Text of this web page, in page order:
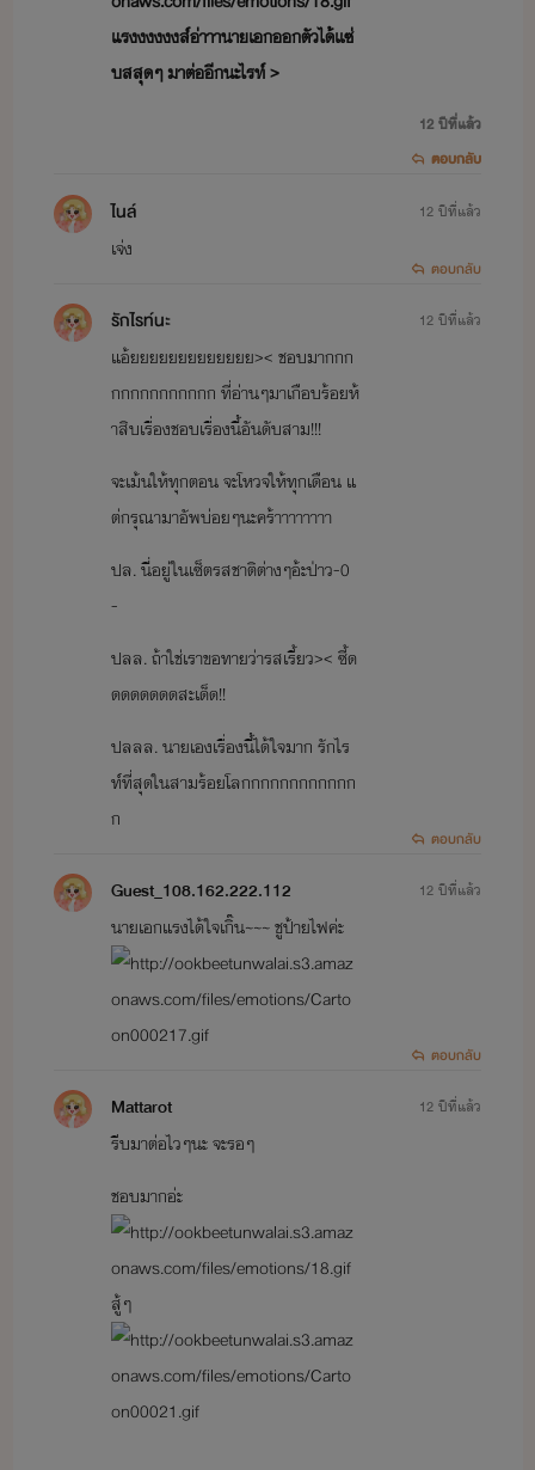
แรงงงงงงส์อ่าาานายเอกออกตัวได้เเซ่
บสสุดๆ มาต่ออีกนะไรท์ >
12 ปีที่แล้ว
ตอบกลับ
ไนล์
เจ่ง
12 ปีที่แล้ว
ตอบกลับ
รักไรท์นะ
แอ้ยยยยยยยยยยยยย>< ชอบมากกก
กกกกกกกกกกก ที่อ่านๆมาเกือบร้อยห้
าสิบเรื่องชอบเรื่องนี้อันดับสาม!!!
จะเม้นให้ทุกตอน จะโหวจให้ทุกเดือน แ
ต่กรุณามาอัพบ่อยๆนะคร้าาาาาาาา
ปล. นี่อยู่ในเซ็ตรสชาติต่างๆอ้ะป่าว-0
-
ปลล. ถ้าใช่เราขอทายว่ารสเรี้ยว>< ซี้ด
ดดดดดดดสะเด็ด!!
ปลลล. นายเองเรื่องนี้ได้ใจมาก รักไร
ท์ที่สุดในสามร้อยโลกกกกกกกกกกกก
ก
12 ปีที่แล้ว
ตอบกลับ
Guest_108.162.222.112
นายเอกแรงได้ใจเกิ๊น~~~ ชูป้ายไฟค่ะ
12 ปีที่แล้ว
ตอบกลับ
Mattarot
รีบมาต่อไวๆนะ จะรอๆ
ชอบมากอ่ะ
สู้ๆ
12 ปีที่แล้ว